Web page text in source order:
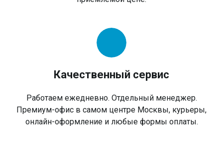
Качественный сервис
Работаем ежедневно. Отдельный менеджер.
Премиум-офис в самом центре Москвы, курьеры,
онлайн-оформление и любые формы оплаты.